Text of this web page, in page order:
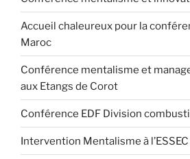
Accueil chaleureux pour la
Maroc
Conférence mentalisme et
aux Etangs de Corot
Conférence EDF Division
Intervention Mentalisme à l’ESSEC